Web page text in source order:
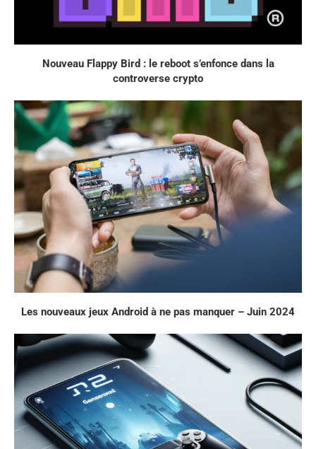
Nouveau Flappy Bird : le reboot s’enfonce dans la
controverse crypto
Les nouveaux jeux Android à ne pas manquer – Juin 2024